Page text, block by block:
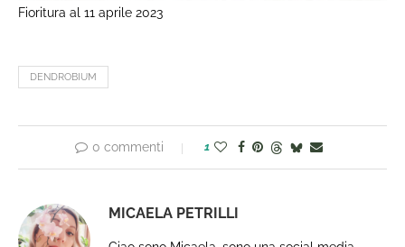
Fioritura al 11 aprile 2023
DENDROBIUM
0 commenti 1
MICAELA PETRILLI